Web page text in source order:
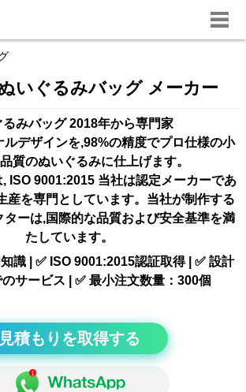
いぐるみバッグ メーカー
るみバッグ 2018年から専門家
ルデザインを,98%の精度でプロ仕様の小
質のぬいぐるみに仕上げます。
, ISO 9001:2015当社は認定メーカーであ
産を専門としています。当社が制作する
ターは,国際的な品質および安全基準を満
たしています。
識 | ✅ ISO 9001:2015認証取得 | ✅ 設計
サービス | ✅ 最小注文数量：300個
見積もりを取得する